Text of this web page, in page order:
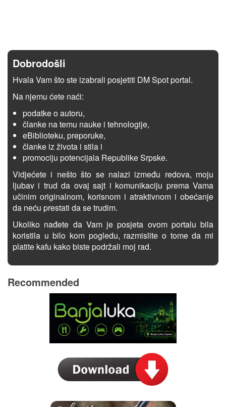
Dobrodošli
Hvala Vam što ste izabrali posjetiti DM Spot portal.
Na njemu ćete naći:
podatke o autoru,
članke na temu nauke i tehnologije,
eBiblioteku, preporuke,
članke iz života i stila i
promociju potencijala Republike Srpske.
Vidjećete i nešto što se nalazi između redova, moju
ljubav i trud da ovaj sajt i komunikaciju prema Vama
učinim originalnom, korisnom i atraktivnom i obećanje
da neću prestati da se trudim.
Ukoliko nađete da Vam je posjeta ovom portalu bila
koristila u bilo kom pogledu, razmislite o tome da mi
platite kafu kako biste podržali moj rad.
Recommended